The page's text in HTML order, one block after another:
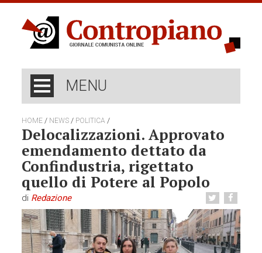
MENU
HOME / NEWS / POLITICA /
Delocalizzazioni. Approvato
emendamento dettato da
Confindustria, rigettato
quello di Potere al Popolo
di Redazione